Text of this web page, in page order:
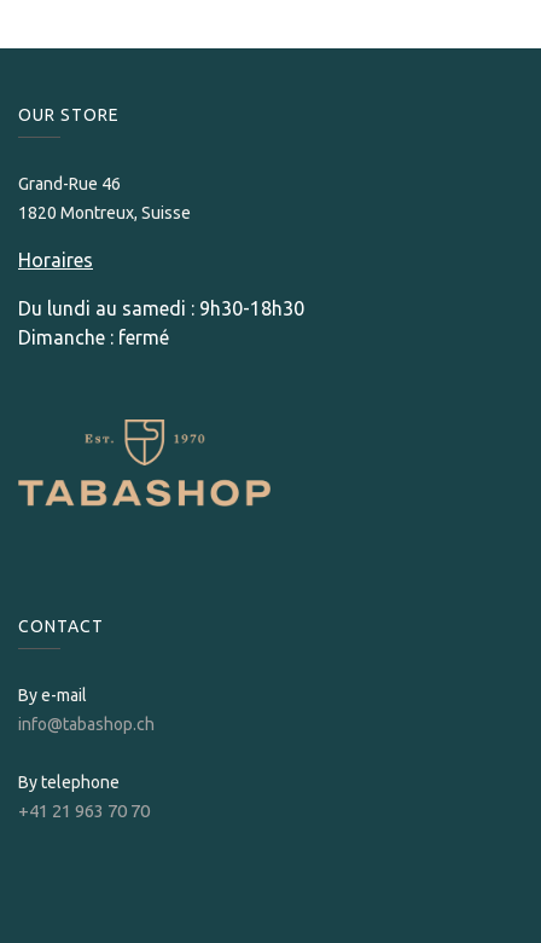
OUR STORE​
Grand-Rue 46
1820 Montreux, Suisse
Horaires
Du lundi au samedi : 9h30-18h30
Dimanche : fermé
CONTACT
By e-mail
info@tabashop.ch
By telephone
+41 21 963 70 70